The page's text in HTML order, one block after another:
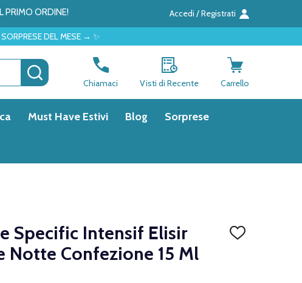
PRIMO ORDINE! Accedi / Registrati
→ ✨
CERCA
Chiamaci Visti di Recente Carrello
Must Have Estivi Blog Sorprese
Specific Intensif Elisir
Notte Confezione 15 Ml
AGGIUNGI